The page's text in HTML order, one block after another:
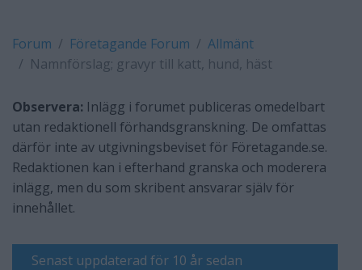
Forum Företagande Forum
Allmänt
Namnförslag; gravyr till katt, hund, häst
Observera: Inlägg i forumet publiceras omedelbart
utan redaktionell förhandsgranskning. De omfattas
därför inte av utgivningsbeviset för Företagande.se.
Redaktionen kan i efterhand granska och moderera
inlägg, men du som skribent ansvarar själv för
innehållet.
Senast uppdaterad för 10 år sedan